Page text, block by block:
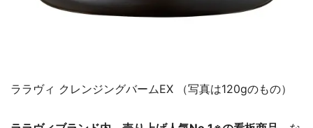
ララヴィ クレンジングバームEX （写真は120gのもの）